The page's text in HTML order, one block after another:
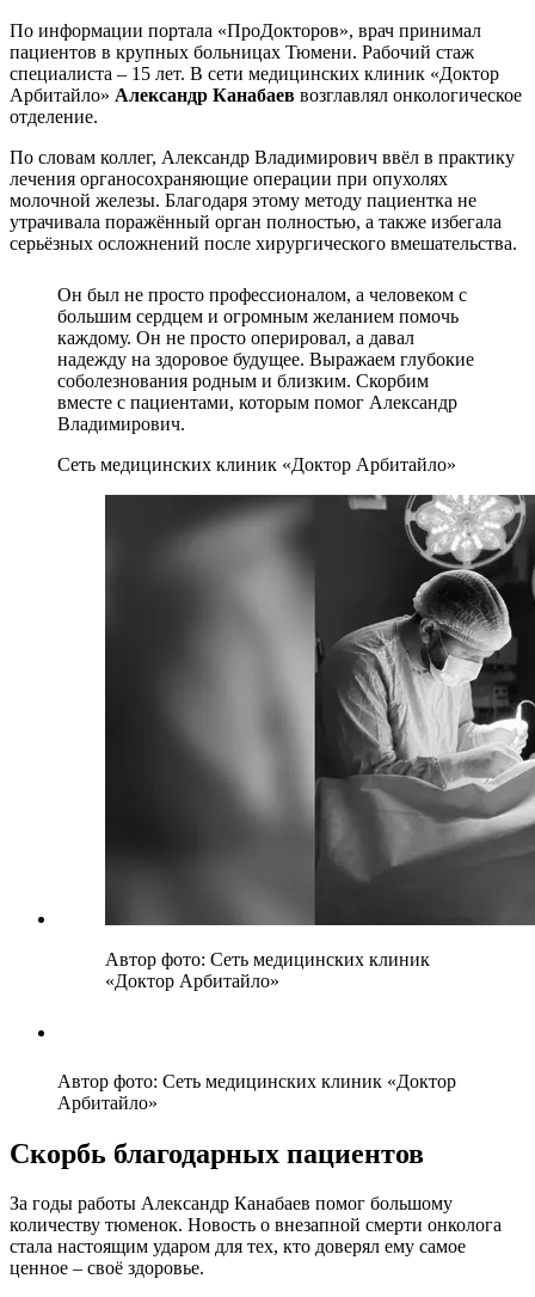
По информации портала «ПроДокторов», врач принимал
пациентов в крупных больницах Тюмени. Рабочий стаж
специалиста – 15 лет. В сети медицинских клиник «Доктор
Арбитайло» Александр Канабаев возглавлял онкологическое
отделение.
По словам коллег, Александр Владимирович ввёл в практику
лечения органосохраняющие операции при опухолях
молочной железы. Благодаря этому методу пациентка не
утрачивала поражённый орган полностью, а также избегала
серьёзных осложнений после хирургического вмешательства.
Он был не просто профессионалом, а человеком с
большим сердцем и огромным желанием помочь
каждому. Он не просто оперировал, а давал
надежду на здоровое будущее. Выражаем глубокие
соболезнования родным и близким. Скорбим
вместе с пациентами, которым помог Александр
Владимирович.
Сеть медицинских клиник «Доктор Арбитайло»
Автор фото: Сеть медицинских клиник
«Доктор Арбитайло»
Автор фото: Сеть медицинских клиник «Доктор
Арбитайло»
Скорбь благодарных пациентов
За годы работы Александр Канабаев помог большому
количеству тюменок. Новость о внезапной смерти онколога
стала настоящим ударом для тех, кто доверял ему самое
ценное – своё здоровье.